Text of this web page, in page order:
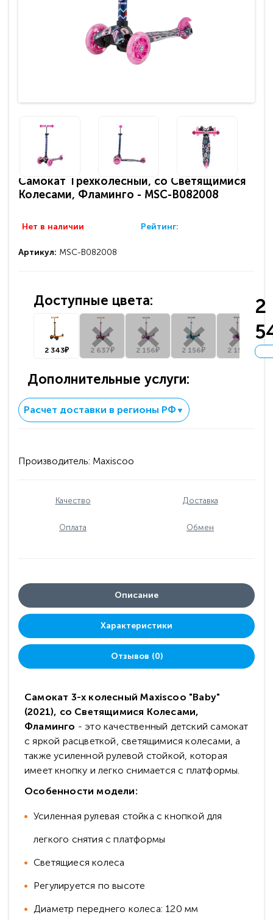
Самокат Трехколесный, со Светящимися
Колесами, Фламинго - MSC-B082008
Нет в наличии Рейтинг:
Артикул: MSC-B082008
Доступные цвета:
2 343₽ 2 637₽ 2 156₽ 2 156₽ 2 156₽
Дополнительные услуги:
2
Расчет доставки в регионы РФ ▼
Производитель: Maxiscoo
Качество Доставка
Оплата Обмен
Описание
Характеристики
Отзывов (0)
Самокат 3-х колесный Maxiscoo "Baby"
(2021), со Светящимися Колесами,
Фламинго - это качественный детский самокат
с яркой расцветкой, светящимися колесами, а
также усиленной рулевой стойкой, которая
имеет кнопку и легко снимается с платформы.
Особенности модели:
Усиленная рулевая стойка с кнопкой для
легкого снятия с платформы
Светящиеся колеса
Регулируется по высоте
Диаметр переднего колеса: 120 мм